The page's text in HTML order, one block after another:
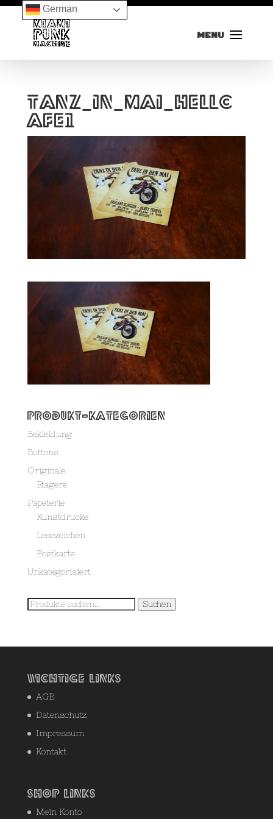
tanz_in_mai_hellc
afe1
Produkt-Kategorien
Bekleidung
Buttons
Originale
Etagere
Papeterie
Kunstdrucke
Lesezeichen
Postkarte
Unkategorisiert
Suche
Suchen
Wichtige Links
AGB
Datenschutz
Impressum
Kontakt
Shop Links
Mein Konto
German